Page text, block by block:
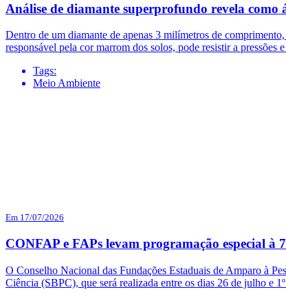
Análise de diamante superprofundo revela
Dentro de um diamante de apenas 3 milímetros de
responsável pela cor marrom dos solos, pode resistir a
Tags:
Meio Ambiente
Em 17/07/2026
CONFAP e FAPs levam programação especial à
O Conselho Nacional das Fundações Estaduais de Amparo à
Ciência (SBPC), que será realizada entre os dias 26 de julho e